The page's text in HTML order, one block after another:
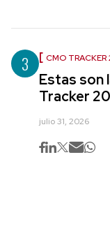
3 CMO TRACKER
Estas son
Tracker
julio 31, 2026